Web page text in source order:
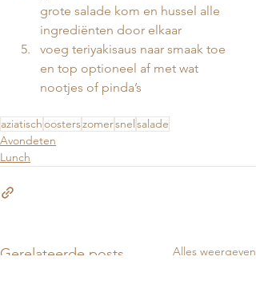
grote salade kom en hussel alle
ingrediënten door elkaar
voeg teriyakisaus naar smaak toe
en top optioneel af met wat
nootjes of pinda’s
aziatischoosterszomersnelsalade
Avondeten
Lunch
Gerelateerde posts Alles weergeven